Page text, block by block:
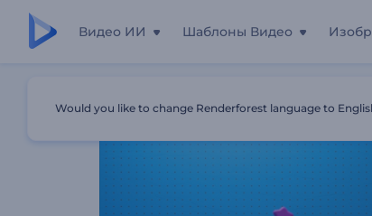
Видео ИИ Шаблоны Видео
Анимация Лого: Забавная
Would you like to change Renderforest language to